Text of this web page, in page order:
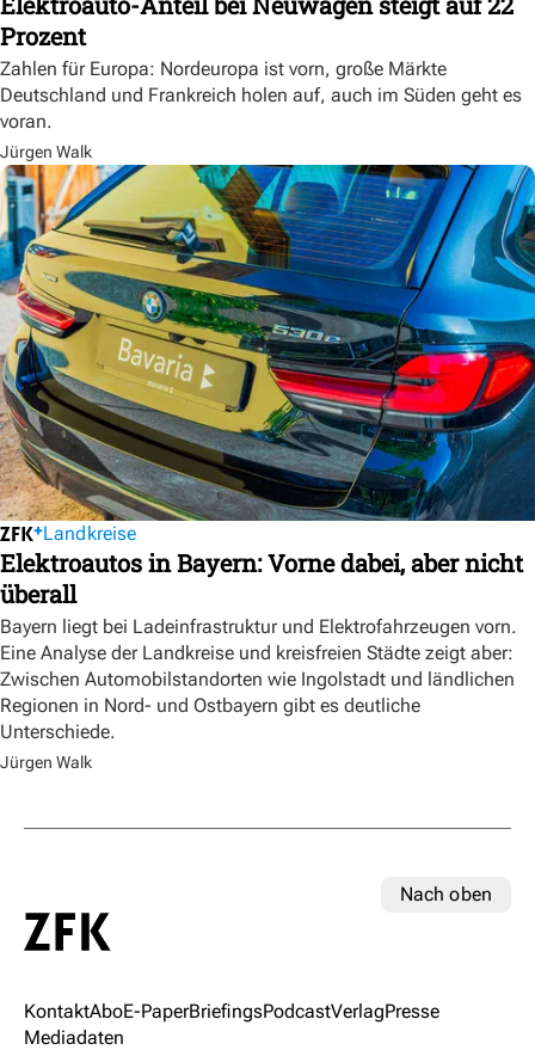
Prozent
Zahlen für Europa: Nordeuropa ist vorn, große Märkte
Deutschland und Frankreich holen auf, auch im Süden geht es
voran.
Jürgen Walk
Landkreise
Elektroautos in Bayern: Vorne dabei, aber nicht
überall
Bayern liegt bei Ladeinfrastruktur und Elektrofahrzeugen vorn.
Eine Analyse der Landkreise und kreisfreien Städte zeigt aber:
Zwischen Automobilstandorten wie Ingolstadt und ländlichen
Regionen in Nord- und Ostbayern gibt es deutliche
Unterschiede.
Jürgen Walk
Nach oben
KontaktAboE-PaperBriefingsPodcastVerlagPresse
Mediadaten